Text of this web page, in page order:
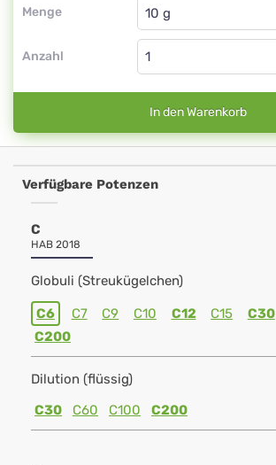
Menge
Anzahl
In den Warenkorb
Verfügbare Potenzen
C
HAB 2018
Globuli (Streukügelchen)
C6 C7 C9 C10 C12 C15 C30
C200
Dilution (flüssig)
C30
C60 C100 C200